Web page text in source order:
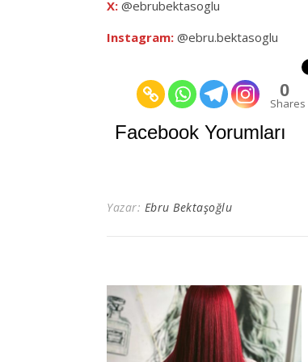
X: @ebrubektasoglu
Instagram: @ebru.bektasoglu
0
Shares
Facebook Yorumları
Yazar: Ebru Bektaşoğlu